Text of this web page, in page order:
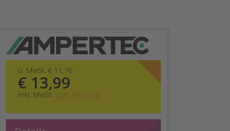
o. MwSt. € 11,76
€ 13,99
inkl. MwSt. zzgl. Versand